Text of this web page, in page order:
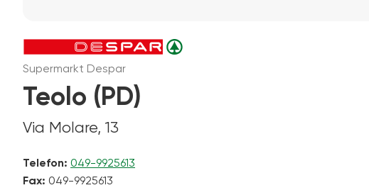
Supermarkt Despar
Teolo (PD)
Via Molare, 13
Telefon: 049-9925613
Fax: 049-9925613